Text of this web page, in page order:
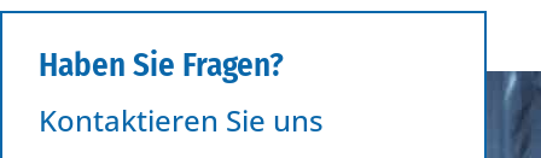
Haben Sie Fragen?
Kontaktieren Sie uns